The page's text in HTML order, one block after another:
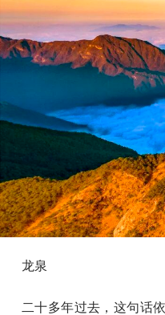
龙泉
二十多年过去，这句话